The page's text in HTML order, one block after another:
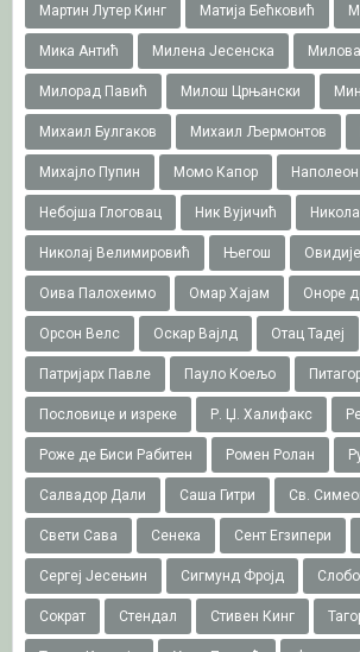
Мартин Лутер Кинг Матија Бећковић
Мика Антић Милена Јесенска
Милорад Павић Милош Црњански
Михаил Булгаков Михаил Љермонтов
Михајло Пупин Момо Капор Наполеон
Небојша Глоговац Ник Вујичић
Николај Велимировић Његош Овидије
Оива Палохеимо Омар Хајам Оноре
Орсон Велс Оскар Вајлд Отац Тадеј
Патријарх Павле Пауло Коељо
Пословице и изреке Р. Џ. Халифакс
Роже де Биси Рабитен Ромен Ролан
Салвадор Дали Саша Гитри Св.
Свети Сава Сенека Сент Егзипери
Сергеј Јесењин Сигмунд Фројд
Сократ Стендал Стивен Кинг